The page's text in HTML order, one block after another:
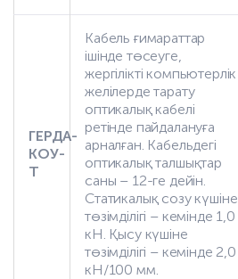
ГЕРДА-
КОУ-
Т
Кабель ғимараттар
ішінде төсеуге,
жергілікті компьютерлік
желілерде тарату
оптикалық кабелі
ретінде пайдалануға
арналған. Кабельдегі
оптикалық талшықтар
саны – 12-ге дейін.
Статикалық созу күшіне
төзімділігі – кемінде 1,0
кН. Қысу күшіне
төзімділігі – кемінде 2,0
кН/100 мм.